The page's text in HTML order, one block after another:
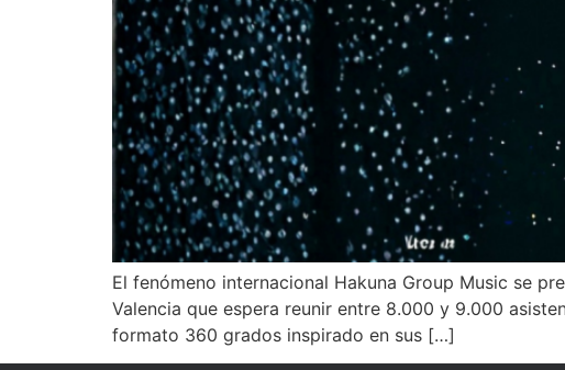
El fenómeno internacional Hakuna Group Music se
Valencia que espera reunir entre 8.000 y 9.000
formato 360 grados inspirado en sus […]